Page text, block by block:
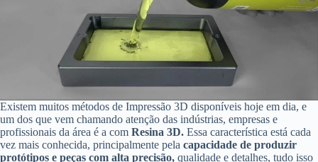
Existem muitos métodos de Impressão 3D disponíveis hoje em dia, e
um dos que vem chamando atenção das indústrias, empresas e
profissionais da área é a com Resina 3D. Essa característica está cada
vez mais conhecida, principalmente pela capacidade de produzir
protótipos e peças com alta precisão, qualidade e detalhes, tudo isso